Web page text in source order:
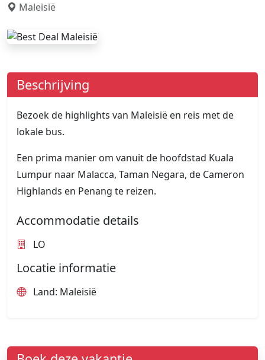
Maleisië
Beschrijving
Bezoek de highlights van Maleisië en reis met de
lokale bus.
Een prima manier om vanuit de hoofdstad Kuala
Lumpur naar Malacca, Taman Negara, de Cameron
Highlands en Penang te reizen.
Accommodatie details
LO
Locatie informatie
Land: Maleisië